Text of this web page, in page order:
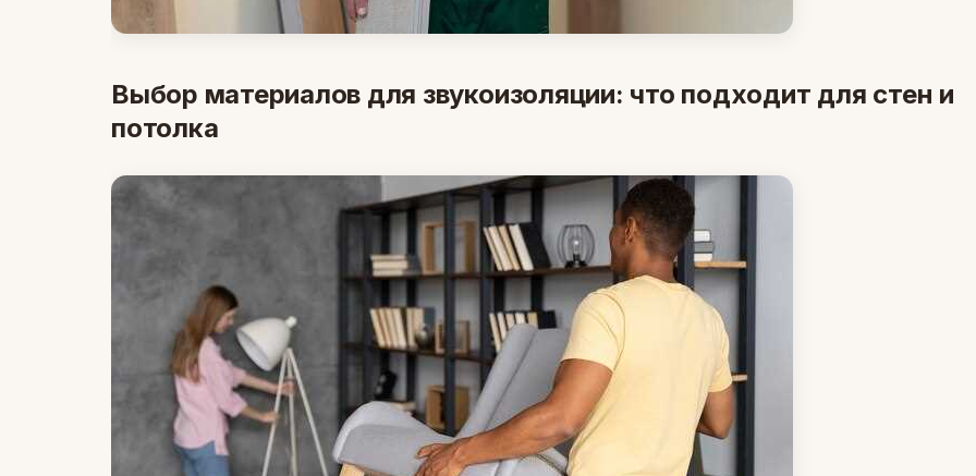
Выбор материалов для звукоизоляции: что подходит для стен и
потолка